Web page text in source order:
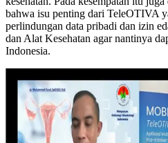
bahwa isu penting dari TeleOTIVA
perlindungan data pribadi dan izin
dan Alat Kesehatan agar nantinya
Indonesia.